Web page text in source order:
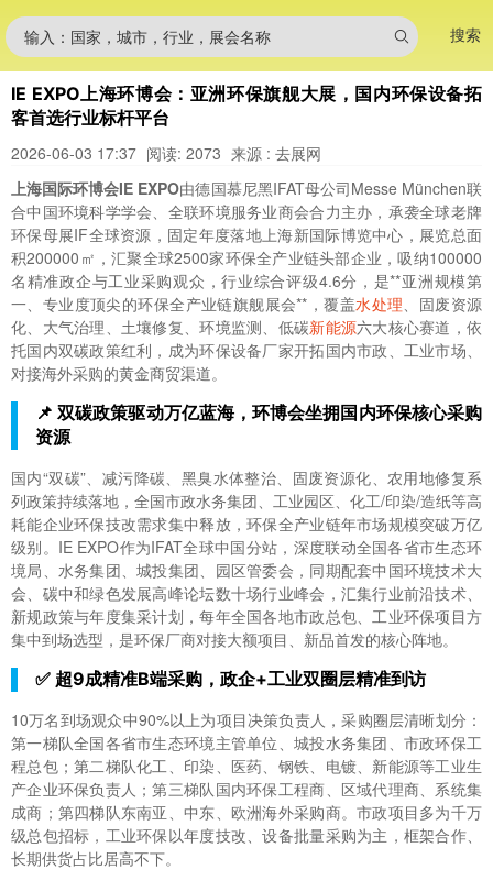
输入：国家，城市，行业，展会名称 搜索
IE EXPO上海环博会：亚洲环保旗舰大展，国内环保设备拓
客首选行业标杆平台
2026-06-03 17:37 阅读: 2073 来源 : 去展网
上海国际环博会IE EXPO由德国慕尼黑IFAT母公司Messe München联
合中国环境科学学会、全联环境服务业商会合力主办，承袭全球老牌
环保母展IF全球资源，固定年度落地上海新国际博览中心，展览总面
积200000㎡，汇聚全球2500家环保全产业链头部企业，吸纳100000
名精准政企与工业采购观众，行业综合评级4.6分，是**亚洲规模第
一、专业度顶尖的环保全产业链旗舰展会**，覆盖水处理、固废资源
化、大气治理、土壤修复、环境监测、低碳新能源六大核心赛道，依
托国内双碳政策红利，成为环保设备厂家开拓国内市政、工业市场、
对接海外采购的黄金商贸渠道。
📌 双碳政策驱动万亿蓝海，环博会坐拥国内环保核心采购
资源
国内“双碳”、减污降碳、黑臭水体整治、固废资源化、农用地修复系
列政策持续落地，全国市政水务集团、工业园区、化工/印染/造纸等高
耗能企业环保技改需求集中释放，环保全产业链年市场规模突破万亿
级别。IE EXPO作为IFAT全球中国分站，深度联动全国各省市生态环
境局、水务集团、城投集团、园区管委会，同期配套中国环境技术大
会、碳中和绿色发展高峰论坛数十场行业峰会，汇集行业前沿技术、
新规政策与年度集采计划，每年全国各地市政总包、工业环保项目方
集中到场选型，是环保厂商对接大额项目、新品首发的核心阵地。
✅ 超9成精准B端采购，政企+工业双圈层精准到访
10万名到场观众中90%以上为项目决策负责人，采购圈层清晰划分：
第一梯队全国各省市生态环境主管单位、城投水务集团、市政环保工
程总包；第二梯队化工、印染、医药、钢铁、电镀、新能源等工业生
产企业环保负责人；第三梯队国内环保工程商、区域代理商、系统集
成商；第四梯队东南亚、中东、欧洲海外采购商。市政项目多为千万
级总包招标，工业环保以年度技改、设备批量采购为主，框架合作、
长期供货占比居高不下。